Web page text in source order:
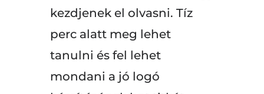
kezdjenek el olvasni. Tíz
perc alatt meg lehet
tanulni és fel lehet
mondani a jó logó